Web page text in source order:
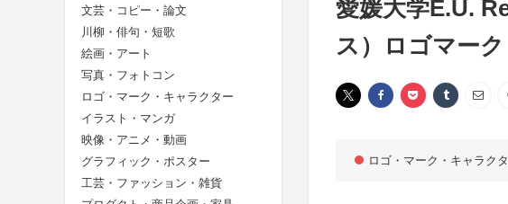
文芸・コピー・論文
川柳・俳句・短歌
絵画・アート
写真・フォトコン
ロゴ・マーク・キャラクター
イラスト・マンガ
映像・アニメ・動画
グラフィック・ポスター
工芸・ファッション・雑貨
愛媛大学E.U.
ス）ロゴマーク
ロゴ・マーク・キャラク